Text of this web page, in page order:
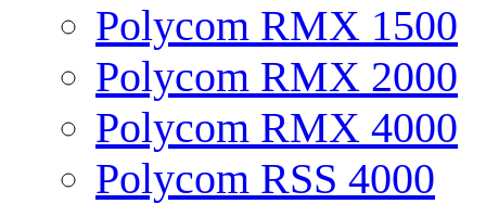
Polycom RMX 1500
Polycom RMX 2000
Polycom RMX 4000
Polycom RSS 4000